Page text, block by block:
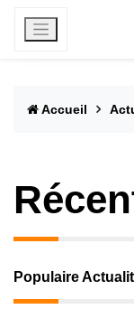
Accueil
Populaire